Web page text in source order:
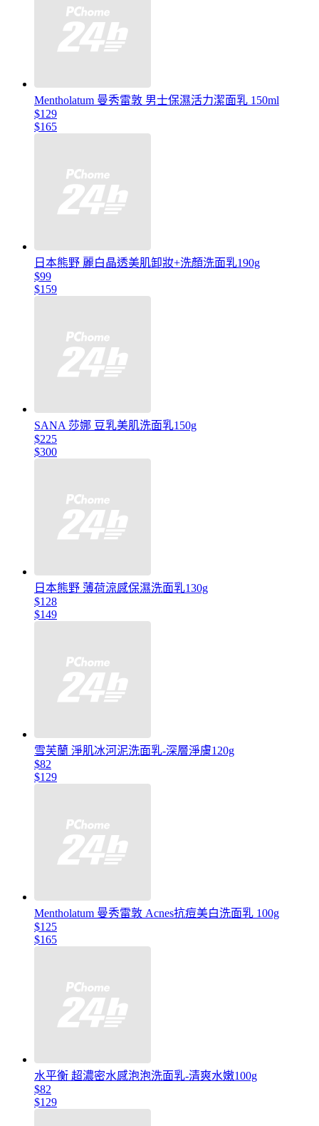
Mentholatum 曼秀雷敦 男士保濕活力潔面乳 150ml
$129
$165
日本熊野 麗白晶透美肌卸妝+洗顏洗面乳190g
$99
$159
SANA 莎娜 豆乳美肌洗面乳150g
$225
$300
日本熊野 薄荷涼感保濕洗面乳130g
$128
$149
雪芙蘭 淨肌冰河泥洗面乳-深層淨膚120g
$82
$129
Mentholatum 曼秀雷敦 Acnes抗痘美白洗面乳 100g
$125
$165
水平衡 超濃密水感泡泡洗面乳-清爽水嫩100g
$82
$129